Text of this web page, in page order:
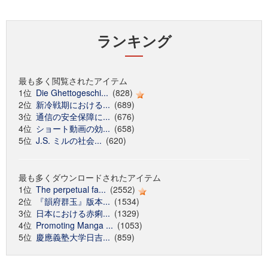
ランキング
最も多く閲覧されたアイテム
1位 Die Ghettogeschi... (828)
2位 新冷戦期における... (689)
3位 通信の安全保障に... (676)
4位 ショート動画の効... (658)
5位 J.S. ミルの社会... (620)
最も多くダウンロードされたアイテム
1位 The perpetual fa... (2552)
2位
『韻府群玉』版本... (1534)
3位 日本における赤痢... (1329)
4位 Promoting Manga ... (1053)
5位 慶應義塾大学日吉... (859)